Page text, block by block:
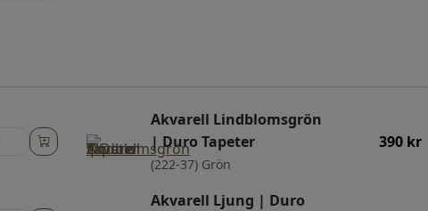
Akvarell Lindblomsgrön
| Duro Tapeter
(222-37) Grön
390 kr
Akvarell Ljung | Duro